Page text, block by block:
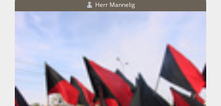
Herr Mannelig